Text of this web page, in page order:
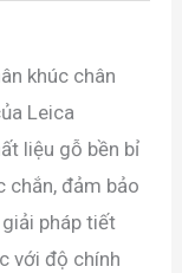
khúc chân
Leica
liệu gỗ bền bỉ
đảm bảo
pháp tiết
với độ chính